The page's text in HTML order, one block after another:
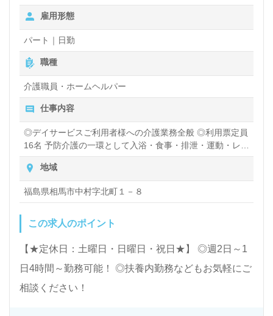
雇用形態
パート｜日勤
職種
介護職員・ホームヘルパー
仕事内容
◎デイサービスご利用者様への介護業務全般 ◎利用票定員
16名 予防介護の一環として入浴・食事・排泄・運動・レク
リエーションなどの支援を行います！ ◎送迎業務(免許を
お持ちの方のみ)
地域
福島県相馬市中村字北町１－８
この求人のポイント
【★定休日：土曜日・日曜日・祝日★】 ◎週2日～1
日4時間～勤務可能！ ◎扶養内勤務などもお気軽にご
相談ください！